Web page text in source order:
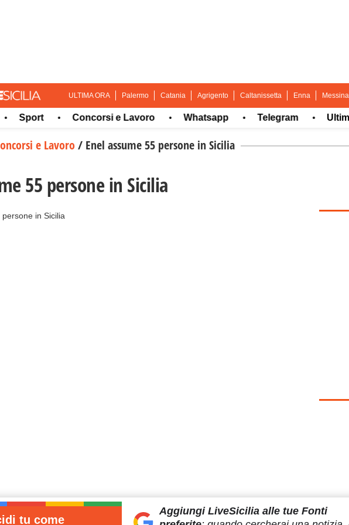
ULTIMA ORA Palermo Catania Agrigento Caltanissetta Enna Messina
Sport • Concorsi e Lavoro • Whatsapp • Telegram • Ultima
e Lavoro/ Enel assume 55 persone in Sicilia
55 persone in Sicilia
tu come
Aggiungi LiveSiciliaalle tue Fonti